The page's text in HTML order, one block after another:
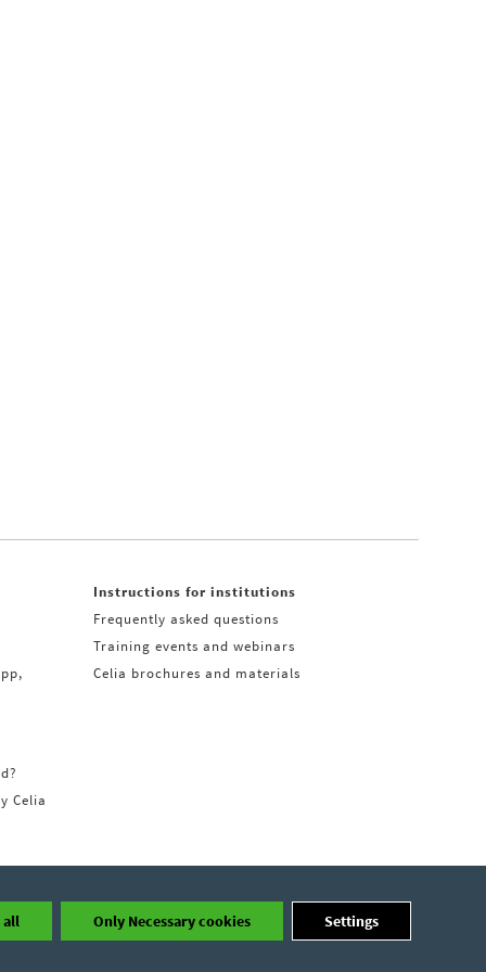
Celia
Instructions for institutions
Frequently asked questions
Training events and webinars
Celia brochures and materials
all Only Necessary cookies Settings